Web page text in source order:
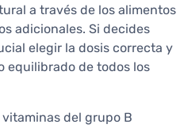
a través de los alimentos
adicionales. Si decides
elegir la dosis correcta y
equilibrado de todos los
del grupo B